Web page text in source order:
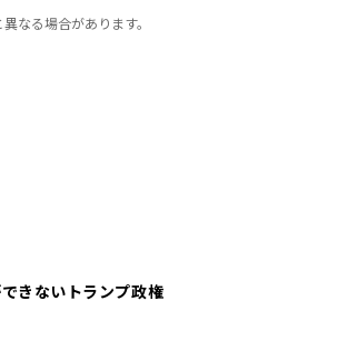
なる場合があります。
きないトランプ政権